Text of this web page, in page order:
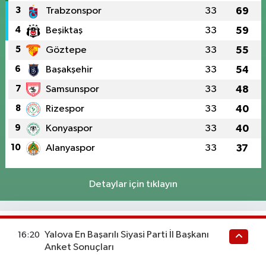
3 Trabzonspor 33 69
4 Beşiktaş 33 59
5 Göztepe 33 55
6 Başakşehir 33 54
7 Samsunspor 33 48
8 Rizespor 33 40
9 Konyaspor 33 40
10 Alanyaspor 33 37
Detaylar için tıklayın
Süper Lig Fikstür
16:20
Yalova En Başarılı Siyasi Parti İl Başkanı
Anket Sonuçları